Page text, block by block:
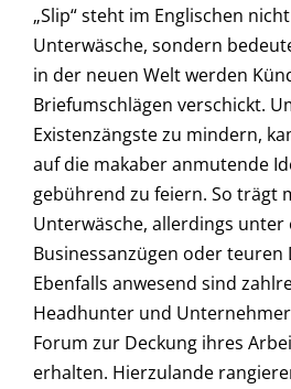
„Slip“ steht im Englischen
Unterwäsche, sondern
in der neuen Welt werden
Briefumschlägen verschickt.
Existenzängste zu mindern,
auf die makaber anmutende
gebührend zu feiern. So trägt
Unterwäsche, allerdings unter
Businessanzügen oder
Ebenfalls anwesend sind
Headhunter und
Forum zur Deckung ihres
erhalten. Hierzulande